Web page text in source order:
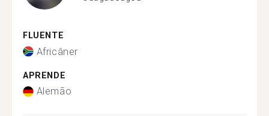
FLUENTE
Africâner
APRENDE
Alemão